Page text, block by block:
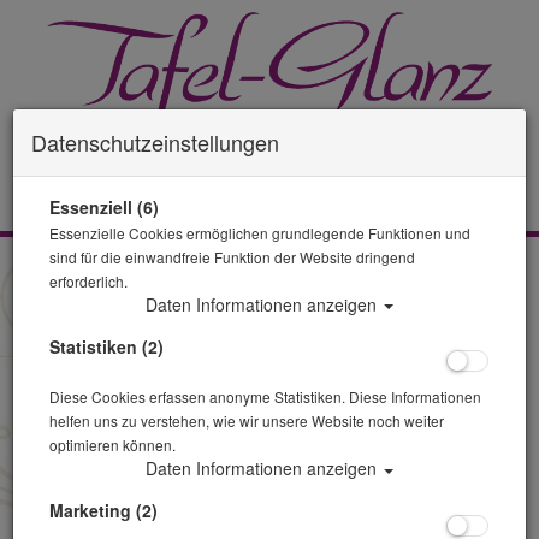
Widerrufsbelehrung
Widerrufsrecht
Angabe von Gründen in Textform (z. B. Brief, E-Mail) oder - wenn
Ihnen die Sache vor Fristablauf überlassen wird – auch durch
Rücksendung der Sache widerrufen. Die Frist beginnt nach Erhalt
dieser Belehrung in Textform, jedoch nicht vor Eingang der Ware
beim Empfänger (bei der wiederkehrenden Lieferung gleichartiger
Waren nicht vor Eingang der ersten Teillieferung) und auch nicht
Datenschutzeinstellungen
Essenziell (6)
Essenzielle Cookies ermöglichen grundlegende Funktionen und
sind für die einwandfreie Funktion der Website dringend
erforderlich.
Daten Informationen anzeigen
Statistiken (2)
Diese Cookies erfassen anonyme Statistiken. Diese Informationen
helfen uns zu verstehen, wie wir unsere Website noch weiter
optimieren können.
Daten Informationen anzeigen
Marketing (2)